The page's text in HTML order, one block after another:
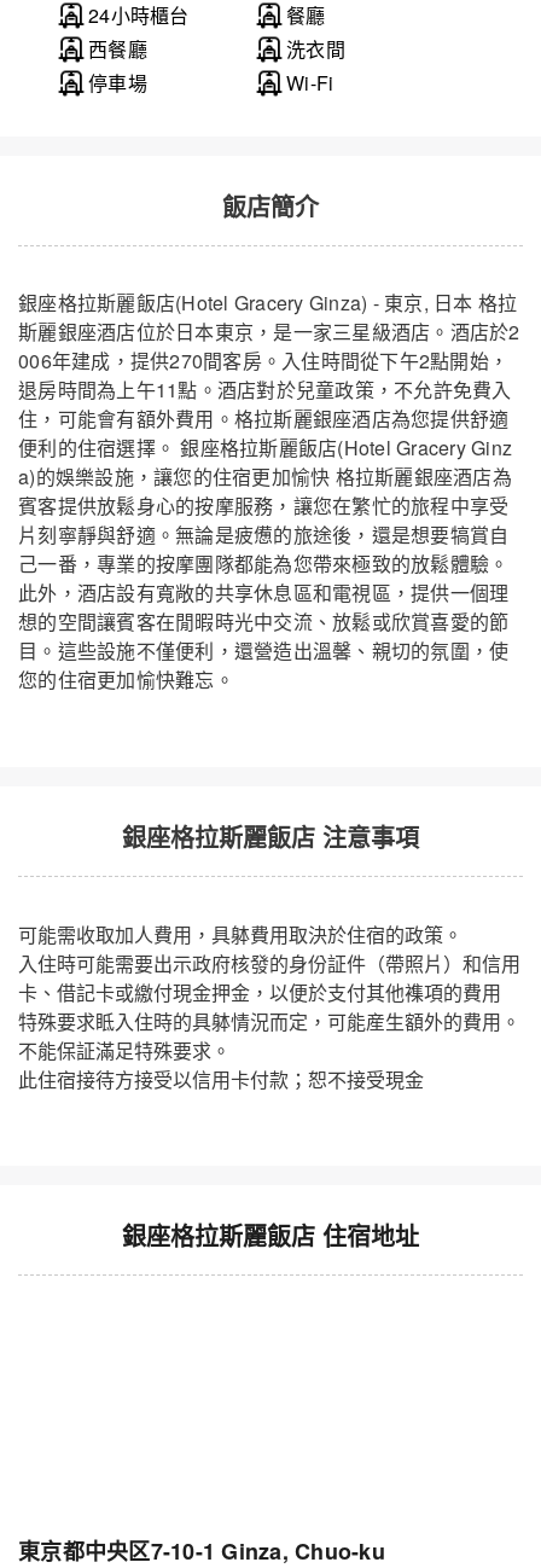
24小時櫃台
餐廳
西餐廳
洗衣間
停車場
Wi-Fi
飯店簡介
銀座格拉斯麗飯店(Hotel Gracery Ginza) - 東京, 日本 格拉
斯麗銀座酒店位於日本東京，是一家三星級酒店。酒店於2
006年建成，提供270間客房。入住時間從下午2點開始，
退房時間為上午11點。酒店對於兒童政策，不允許免費入
住，可能會有額外費用。格拉斯麗銀座酒店為您提供舒適
便利的住宿選擇。 銀座格拉斯麗飯店(Hotel Gracery Ginz
a)的娛樂設施，讓您的住宿更加愉快 格拉斯麗銀座酒店為
賓客提供放鬆身心的按摩服務，讓您在繁忙的旅程中享受
片刻寧靜與舒適。無論是疲憊的旅途後，還是想要犒賞自
己一番，專業的按摩團隊都能為您帶來極致的放鬆體驗。
此外，酒店設有寬敞的共享休息區和電視區，提供一個理
想的空間讓賓客在閒暇時光中交流、放鬆或欣賞喜愛的節
目。這些設施不僅便利，還營造出溫馨、親切的氛圍，使
您的住宿更加愉快難忘。
銀座格拉斯麗飯店 注意事項
可能需收取加人費用，具躰費用取決於住宿的政策。
入住時可能需要出示政府核發的身份証件（帶照片）和信用
卡、借記卡或繳付現金押金，以便於支付其他襍項的費用
特殊要求眡入住時的具躰情況而定，可能産生額外的費用。
不能保証滿足特殊要求。
此住宿接待方接受以信用卡付款；恕不接受現金
銀座格拉斯麗飯店 住宿地址
東京都中央区7-10-1 Ginza, Chuo-ku
銀座格拉斯麗飯店 關閉